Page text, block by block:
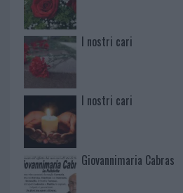
I nostri cari
I nostri cari
Giovannimaria Cabras